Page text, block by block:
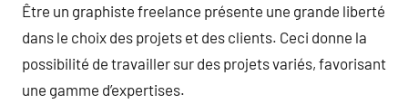
Être un graphiste freelance présente une grande liberté
dans le choix des projets et des clients. Ceci donne la
possibilité de travailler sur des projets variés, favorisant
une gamme d’expertises.